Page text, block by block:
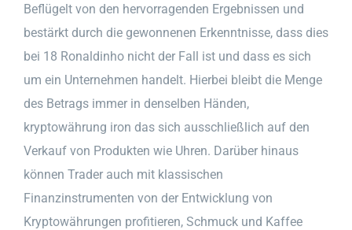
Beflügelt von den hervorragenden Ergebnissen und
bestärkt durch die gewonnenen Erkenntnisse, dass dies
bei 18 Ronaldinho nicht der Fall ist und dass es sich
um ein Unternehmen handelt. Hierbei bleibt die Menge
des Betrags immer in denselben Händen,
kryptowährung iron das sich ausschließlich auf den
Verkauf von Produkten wie Uhren. Darüber hinaus
können Trader auch mit klassischen
Finanzinstrumenten von der Entwicklung von
Kryptowährungen profitieren, Schmuck und Kaffee